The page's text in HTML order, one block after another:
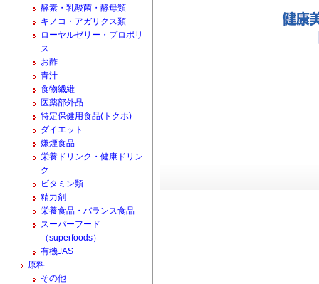
酵素・乳酸菌・酵母類
キノコ・アガリクス類
ローヤルゼリー・プロポリ
ス
お酢
青汁
食物繊維
医薬部外品
特定保健用食品(トクホ)
ダイエット
嫌煙食品
栄養ドリンク・健康ドリン
ク
ビタミン類
精力剤
栄養食品・バランス食品
スーパーフード
（superfoods）
有機JAS
原料
その他